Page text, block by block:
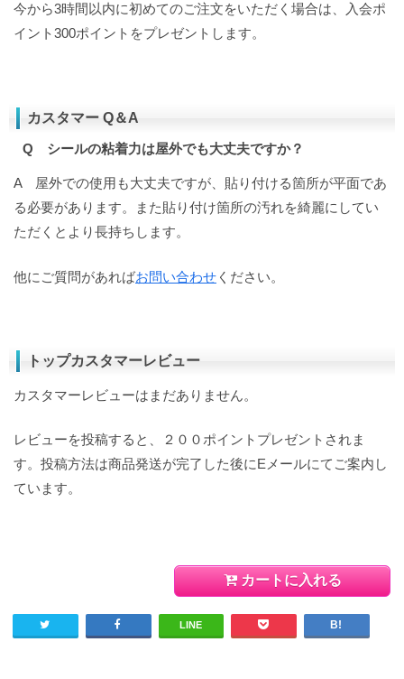
今から3時間以内に初めてのご注文をいただく場合は、入会ポ
イント300ポイントをプレゼントします。
カスタマー Q＆A
Q シールの粘着力は屋外でも大丈夫ですか？
A 屋外での使用も大丈夫ですが、貼り付ける箇所が平面であ
る必要があります。また貼り付け箇所の汚れを綺麗にしてい
ただくとより長持ちします。
他にご質問があればお問い合わせ ください。
トップカスタマーレビュー
カスタマーレビューはまだありません。
レビューを投稿すると、２００ポイントプレゼントされま
す。投稿方法は商品発送が完了した後にEメールにてご案内し
ています。
カートに入れる
LINE